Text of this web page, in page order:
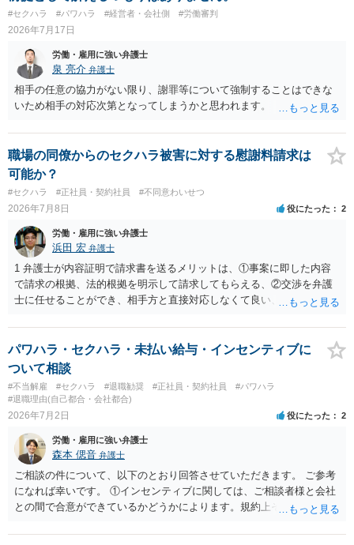
#セクハラ #パワハラ #経営者・会社側 #労働審判
2026年7月17日
労働・雇用に強い弁護士
泉 亮介 弁護士
相手の任意の協力がない限り、謝罪等について強制することはできな
いため相手の対応次第となってしまうかと思われます。
職場の同僚からのセクハラ被害に対する慰謝料請求は
可能か？
#セクハラ #正社員・契約社員 #不同意わいせつ
2026年7月8日 役にたった 2
労働・雇用に強い弁護士
浜田 宏 弁護士
1 弁護士が内容証明で請求書を送るメリットは、①事案に即した内容
で請求の根拠、法的根拠を明示して請求してもらえる、②交渉を弁護
士に任せることができ、相手方と直接対応しなくて良い、というとこ
請求は可能ですが、相手が任意に払うかどうかは分かりません。 ２
民事訴訟に証拠の制限はありませんが、秘密録音はプライバシー保護
の観点から、裁判の証拠にする場合には注意が必要です(証拠排除され
る場合があります。)。 ３ 会社がどういう証拠に基づいて、誰が判断
したかわかりませんが、会社がセクハラ認定しなかったからといっ
て、裁判所も認定しないとは限りません。具体的な証拠とそれで認定
しないようにして下さい。そういう報復的なことをしなければ名誉毀
損にはなりません。反訴は貴女が加害行為をしなければ、通常は起こ
されません。 ５ 裁判をして、和解すれば和解金が入ります。 勝訴
判決を得て確定すれば、判決認容額を払ってもらいます。任意に支払
わない場合には、給与や預貯金、不動産などの財産を差押えます。
難易度によって変わります。また、現在は弁護士報酬は自由化されて
パワハラ・セクハラ・未払い給与・インセンティブに
ついて相談
#不当解雇 #セクハラ #退職勧奨 #正社員・契約社員
#パワハラ
#退職理由(自己都合・会社都合)
2026年7月2日 役にたった 2
労働・雇用に強い弁護士
森本 偲音 弁護士
ご相談の件について、以下のとおり回答させていただきます。 ご参考
になれば幸いです。 ①インセンティブに関しては、ご相談者様と会社
との間で合意ができているかどうかによります。規約上そのような合
は口頭でも成立しますが、裁判等で争点となった場合には録音等の証